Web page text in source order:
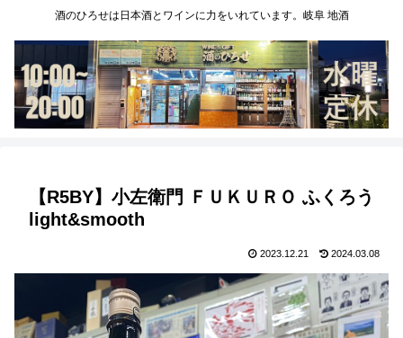
酒のひろせは日本酒とワインに力をいれています。岐阜 地酒
【R5BY】小左衛門 ＦＵＫＵＲＯ ふくろう
light&smooth
2023.12.21 2024.03.08